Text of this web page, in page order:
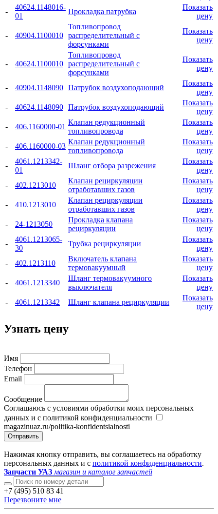
-
40624.1148016-
01
Прокладка патрубка
Показать
цену
- 40904.1100010
Топливопровод
распределительный с
форсунками
Показать
цену
- 40624.1100010
Топливопровод
распределительный с
форсунками
Показать
цену
- 40904.1148090 Патрубок воздухоподающий
Показать
цену
-
40624.1148090 Патрубок воздухоподающий
Показать
цену
-
406.1160000-01
Клапан редукционный
топливопровода
Показать
цену
-
406.1160000-03
Клапан редукционный
топливопровода
Показать
цену
-
4061.1213342-
01
Шланг отбора разрежения
Показать
цену
-
402.1213010
Клапан рециркуляции
отработавших газов
Показать
цену
-
410.1213010
Клапан рециркуляции
отработавших газов
Показать
цену
-
24-1213050
Прокладка клапана
рециркуляции
Показать
цену
-
4061.1213065-
30
Трубка рециркуляции
Показать
цену
-
402.1213110
Включатель клапана
термовакуумный
Показать
цену
-
4061.1213340
Шланг термовакуумного
выключателя
Показать
цену
-
4061.1213342 Шланг клапана рециркуляции
Показать
цену
Узнать цену
Имя
Телефон
Email
Сообщение
Соглашаюсь с условиями обработки моих персональных
данных и с политикой конфиденциальности
magazinuaz.ru/politika-konfidentsialnosti
Отправить
Нажимая кнопку отправить, вы соглашаетесь на обработку
персональных данных и с политикой конфиденциальности.
Запчасти УАЗ магазин и каталог запчастей
+7 (495) 510 83 41
Перезвоните мне